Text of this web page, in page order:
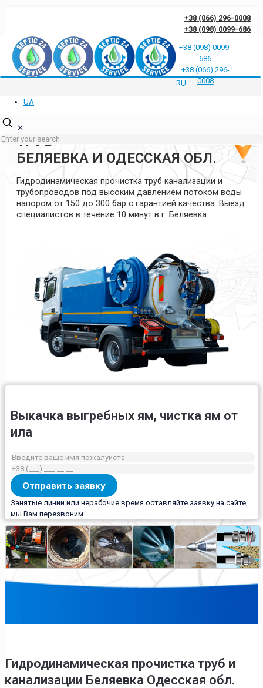
+38 (066) 296-0008
+38 (098) 0099-686
Отзывы клиентов о нас Ответы на частые вопросы Блог
Контакты
Политика конфиденциальности
+38 (098) 0099-
686
+38 (066) 296-
0008
RU
UA
✕
ГИДРОДИНАМИЧЕСКАЯ
ПРОЧИСТКА КАНАЛИЗАЦИИ И
ТРУБ
БЕЛЯЕВКА И ОДЕССКАЯ ОБЛ.
Гидродинамическая прочистка труб канализации и
трубопроводов под высоким давлением потоком воды
напором от 150 до 300 бар с гарантией качества. Выезд
специалистов в течение 10 минут в г. Беляевка.
Выкачка выгребных ям, чистка ям от
ила
Занятые линии или нерабочие время оставляйте заявку на сайте,
мы Вам перезвоним.
Гидродинамическая прочистка труб и
канализации Беляевка Одесская обл.